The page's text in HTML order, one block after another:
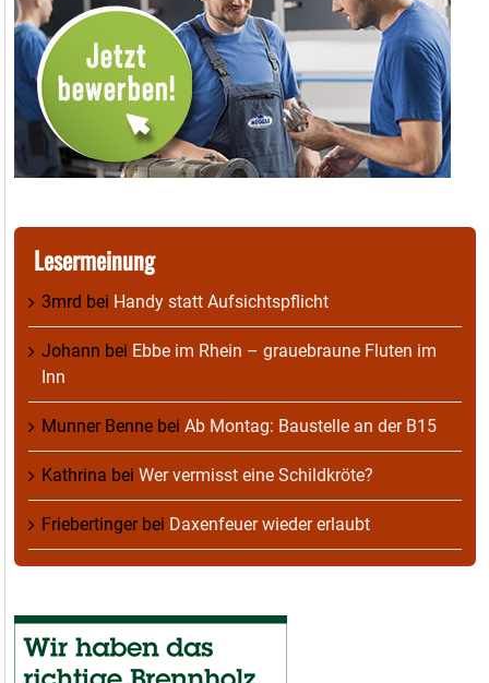
Lesermeinung
3mrd bei Handy statt Aufsichtspflicht
Johann bei Ebbe im Rhein – grauebraune Fluten im
Inn
Munner Benne bei Ab Montag: Baustelle an der B15
Kathrina bei Wer vermisst eine Schildkröte?
Friebertingerbei Daxenfeuer wieder erlaubt